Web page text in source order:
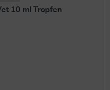
10 ml Tropfen